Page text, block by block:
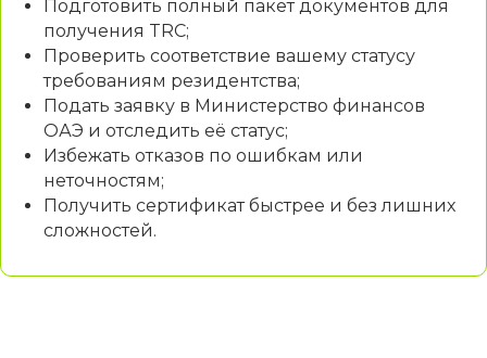
Подготовить полный пакет документов для
получения TRC;
Проверить соответствие вашему статусу
требованиям резидентства;
Подать заявку в Министерство финансов
ОАЭ и отследить её статус;
Избежать отказов по ошибкам или
неточностям;
Получить сертификат быстрее и без лишних
сложностей.